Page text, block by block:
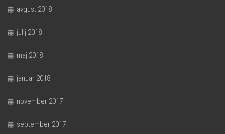
avgust 2018
julij 2018
maj 2018
januar 2018
november 2017
september 2017